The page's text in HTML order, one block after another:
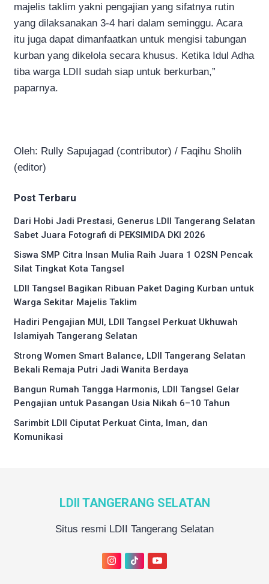
majelis taklim yakni pengajian yang sifatnya rutin
yang dilaksanakan 3-4 hari dalam seminggu. Acara
itu juga dapat dimanfaatkan untuk mengisi tabungan
kurban yang dikelola secara khusus. Ketika Idul Adha
tiba warga LDII sudah siap untuk berkurban,”
paparnya.
Oleh: Rully Sapujagad (contributor) / Faqihu Sholih
(editor)
Post Terbaru
Dari Hobi Jadi Prestasi, Generus LDII Tangerang Selatan
Sabet Juara Fotografi di PEKSIMIDA DKI 2026
Siswa SMP Citra Insan Mulia Raih Juara 1 O2SN Pencak
Silat Tingkat Kota Tangsel
LDII Tangsel Bagikan Ribuan Paket Daging Kurban untuk
Warga Sekitar Majelis Taklim
Hadiri Pengajian MUI, LDII Tangsel Perkuat Ukhuwah
Islamiyah Tangerang Selatan
Strong Women Smart Balance, LDII Tangerang Selatan
Bekali Remaja Putri Jadi Wanita Berdaya
Bangun Rumah Tangga Harmonis, LDII Tangsel Gelar
Pengajian untuk Pasangan Usia Nikah 6–10 Tahun
Sarimbit LDII Ciputat Perkuat Cinta, Iman, dan
Komunikasi
LDII TANGERANG SELATAN
Situs resmi LDII Tangerang Selatan